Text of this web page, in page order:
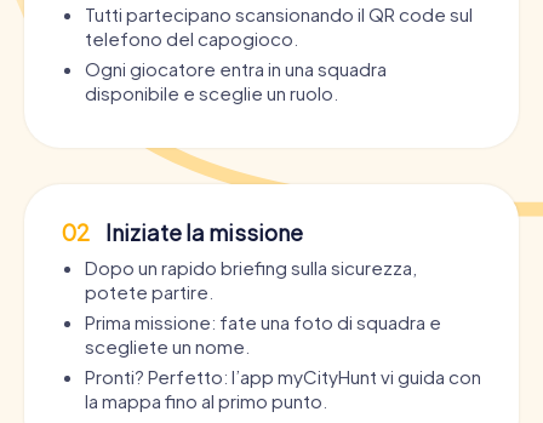
Tutti partecipano scansionando il QR code sul
telefono del capogioco.
Ogni giocatore entra in una squadra
disponibile e sceglie un ruolo.
02 Iniziate la missione
Dopo un rapido briefing sulla sicurezza,
potete partire.
Prima missione: fate una foto di squadra e
scegliete un nome.
Pronti? Perfetto: l’app myCityHunt vi guida con
la mappa fino al primo punto.